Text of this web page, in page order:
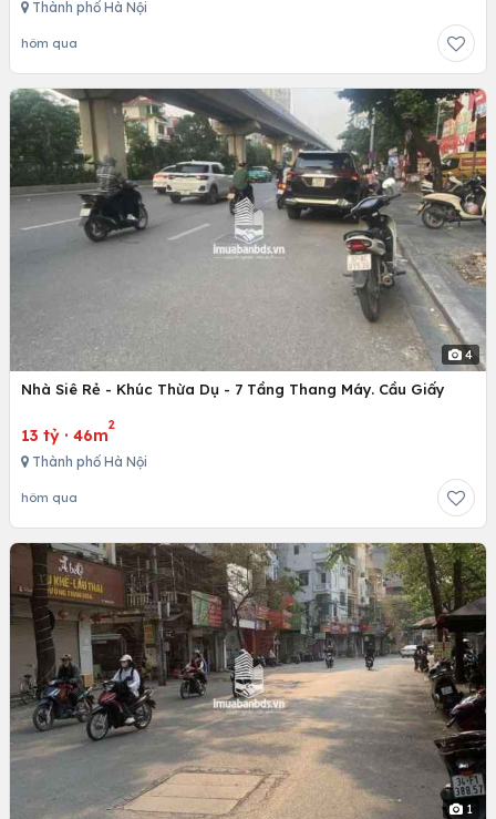
Thành phố Hà Nội
hôm qua
4
Nhà Siê Rẻ - Khúc Thừa Dụ - 7 Tầng Thang Máy. Cầu Giấy
13 tỷ · 46m
2
Thành phố Hà Nội
hôm qua
1